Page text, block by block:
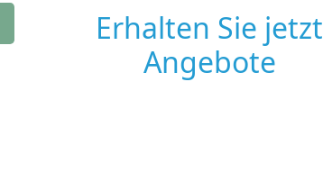
Erhalten Sie jetzt
Angebote